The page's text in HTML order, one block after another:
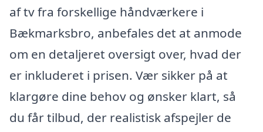
af tv fra forskellige håndværkere i
Bækmarksbro, anbefales det at anmode
om en detaljeret oversigt over, hvad der
er inkluderet i prisen. Vær sikker på at
klargøre dine behov og ønsker klart, så
du får tilbud, der realistisk afspejler de